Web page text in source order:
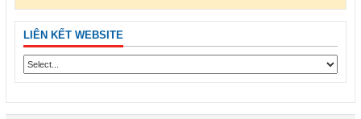
LIÊN KẾT WEBSITE